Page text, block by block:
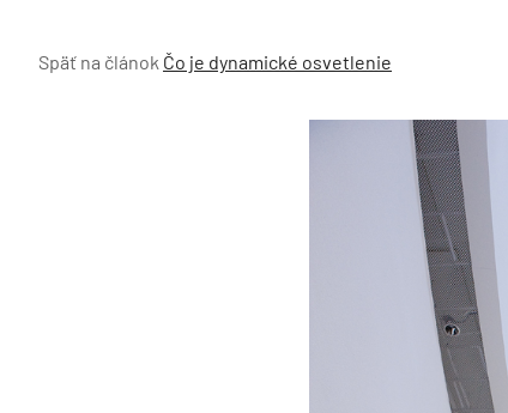
Späť na článok Čo je dynamické osvetlenie